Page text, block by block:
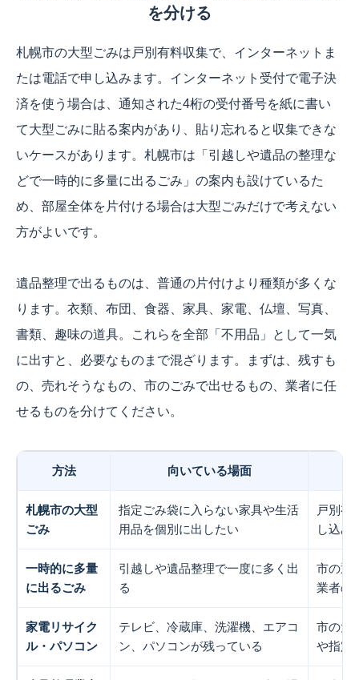
を分ける
札幌市の大型ごみは戸別有料収集で、インターネットま
たは電話で申し込みます。インターネット受付で電子決
済を使う場合は、通知された4桁の受付番号を紙に書い
て大型ごみに貼る案内があり、貼り忘れると収集できな
いケースがあります。札幌市は「引越しや遺品の整理な
どで一時的に多量に出るごみ」の案内も設けているた
め、部屋全体を片付ける場合は大型ごみだけで考えない
方がよいです。
遺品整理で出るものは、普通の片付けより種類が多くな
ります。衣類、布団、食器、家具、家電、仏壇、写真、
書類、趣味の道具。これらを全部「不用品」として一気
に出すと、必要なものまで混ざります。まずは、残すも
の、売れそうなもの、市のごみで出せるもの、業者に任
せるものを分けてください。
方法 向いている場面
札幌市の大型
ごみ
指定ごみ袋に入らない家具や生活
用品を個別に出したい
戸別有
し込み
一時的に多量
に出るごみ
引越しや遺品整理で一度に多く出
る
市の通
業者の
家電リサイク
ル・パソコン
テレビ、冷蔵庫、洗濯機、エアコ
ン、パソコンが残っている
市の大
や指定